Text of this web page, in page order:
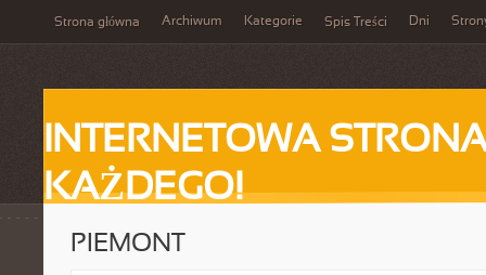
Strona główna Archiwum Kategorie Spis Treści Dni
INTERNETOWA
KAŻDEGO!
PIEMONT